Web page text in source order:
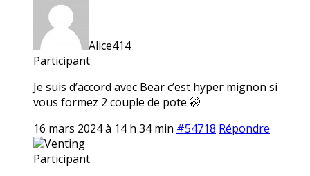
Alice414
Participant
Je suis d’accord avec Bear c’est hyper mignon si
vous formez 2 couple de pote 🤭
16 mars 2024 à 14 h 34 min #54718 Répondre
Venting
Participant